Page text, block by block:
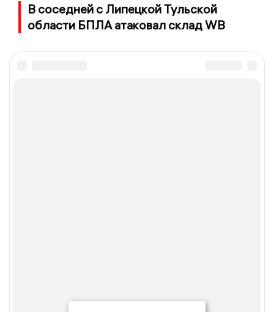
В соседней с Липецкой Тульской
области БПЛА атаковал склад WB